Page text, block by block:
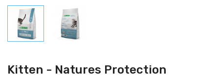
Kitten - Natures Protection